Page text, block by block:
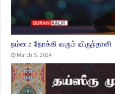
நம்மை நோக்கி வரும் விருந்தாளி
March 5, 2024